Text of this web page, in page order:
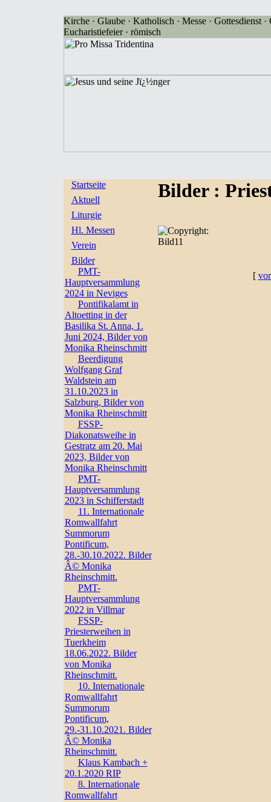
Kirche · Glaube · Katholisch · Messe · Gottesdienst
Eucharistiefeier · römisch
Startseite
Aktuell
Liturgie
Hl. Messen
Verein
Bilder
PMT-
Hauptversammlung
2024 in Neviges
Pontifikalamt in
Altoetting in der
Basilika St. Anna, 1.
Juni 2024, Bilder von
Monika Rheinschmitt
Beerdigung
Wolfgang Graf
Waldstein am
31.10.2023 in
Salzburg, Bilder von
Monika Rheinschmitt
FSSP-
Diakonatsweihe in
Gestratz am 20. Mai
2023, Bilder von
Monika Rheinschmitt
PMT-
Hauptversammlung
2023 in Schifferstadt
11. Internationale
Romwallfahrt
Summorum
Pontificum,
28.-30.10.2022. Bilder
Â© Monika
Rheinschmitt.
PMT-
Hauptversammlung
2022 in Villmar
FSSP-
Priesterweihen in
Tuerkheim
18.06.2022. Bilder
von Monika
Rheinschmitt.
10. Internationale
Romwallfahrt
Summorum
Pontificum,
29.-31.10.2021. Bilder
Â© Monika
Rheinschmitt.
Klaus Kambach +
20.1.2020 RIP
8. Internationale
Romwallfahrt
Bilder :
Bild11
[